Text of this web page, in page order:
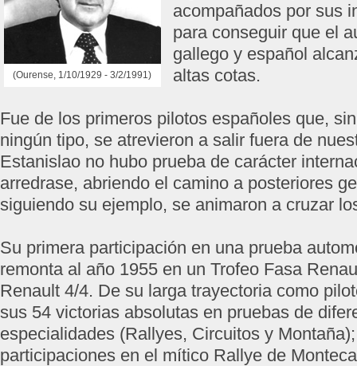
(Ourense, 1/10/1929 - 3/2/1991)
acompañados por sus
para conseguir que el
gallego y español
altas cotas.
Fue de los primeros pilotos españoles que,
ningún tipo, se atrevieron a salir fuera de
Estanislao no hubo prueba de carácter
arredrase, abriendo el camino a posteriores
siguiendo su ejemplo, se animaron a cruzar
Su primera participación en una prueba
remonta al año 1955 en un Trofeo Fasa
Renault 4/4. De su larga trayectoria como
sus 54 victorias absolutas en pruebas de
especialidades (Rallyes, Circuitos y
participaciones en el mítico Rallye de